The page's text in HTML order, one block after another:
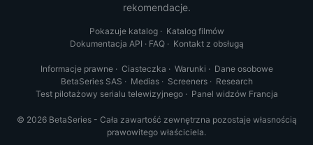
rekomendacje.
Pokazuje katalog· Katalog filmów
Dokumentacja API · FAQ· Kontakt z obsługą
Informacje prawne· Ciasteczka · Warunki · Dane osobowe
BetaSeries SAS · Medias· Screeners· Research
Test pilotażowy serialu telewizyjnego· Panel widzów Francja
© 2026 BetaSeries - Cała zawartość zewnętrzna pozostaje własnością
prawowitego właściciela.